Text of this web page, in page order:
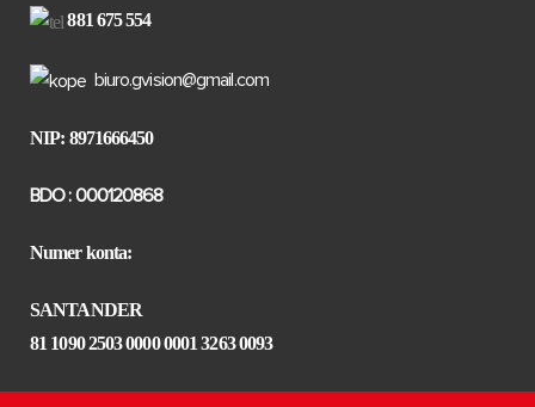
881 675 554
biuro.gvision@gmail.com
NIP: 8971666450
BDO : 000120868
Numer konta:
SANTANDER
81 1090 2503 0000 0001 3263 0093